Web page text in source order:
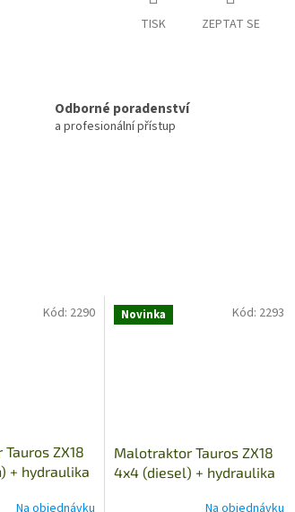
TISK ZEPTAT SE
Odborné poradenství
a profesionální přístup
ZX18
+ hydraulika
Na objednávku
Kód: 2290 Novinka
Malotraktor Tauros ZX18
4x4 (diesel) + hydraulika
Kód: 2293